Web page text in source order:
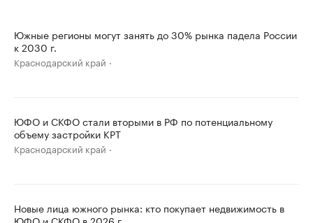
Южные регионы могут занять до 30% рынка падела России
к 2030 г.
Краснодарский край
ЮФО и СКФО стали вторыми в РФ по потенциальному
объему застройки КРТ
Краснодарский край
Новые лица южного рынка: кто покупает недвижимость в